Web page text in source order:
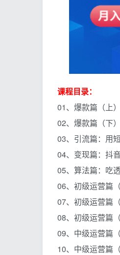
课程目录：
01、爆款篇（上
02、爆款篇（下
03、引流篇：用
04、变现篇：抖
05、算法篇：吃
06、初级运营篇
07、初级运营篇
08、初级运营篇
09、中级运营篇
10、中级运营篇